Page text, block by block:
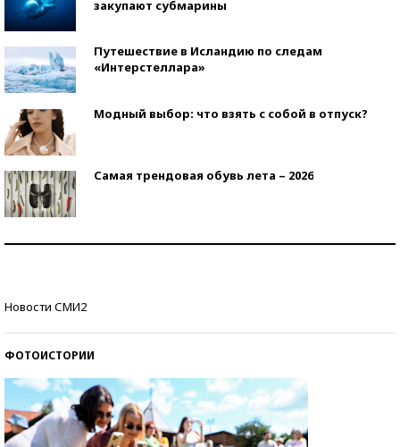
закупают субмарины
Путешествие в Исландию по следам
«Интерстеллара»
Модный выбор: что взять с собой в отпуск?
Самая трендовая обувь лета – 2026
Новости СМИ2
ФОТОИСТОРИИ